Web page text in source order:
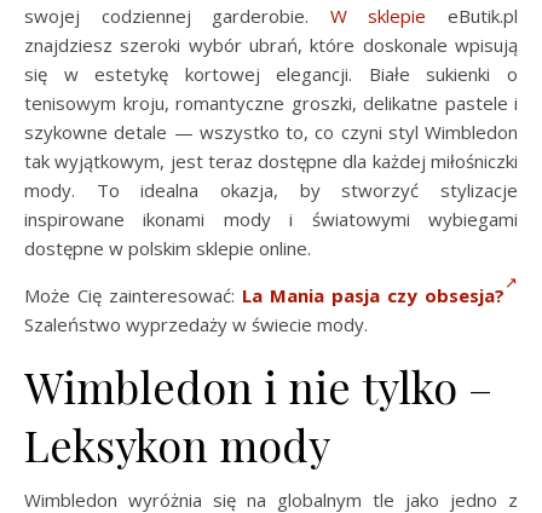
swojej codziennej garderobie. W sklepie eButik.pl
znajdziesz szeroki wybór ubrań, które doskonale wpisują
się w estetykę kortowej elegancji. Białe sukienki o
tenisowym kroju, romantyczne groszki, delikatne pastele i
szykowne detale — wszystko to, co czyni styl Wimbledon
tak wyjątkowym, jest teraz dostępne dla każdej miłośniczki
mody. To idealna okazja, by stworzyć stylizacje
inspirowane ikonami mody i światowymi wybiegami
dostępne w polskim sklepie online.
Może Cię zainteresować: La Mania pasja czy obsesja?
Szaleństwo wyprzedaży w świecie mody.
Wimbledon i nie tylko –
Leksykon mody
Wimbledon wyróżnia się na globalnym tle jako jedno z